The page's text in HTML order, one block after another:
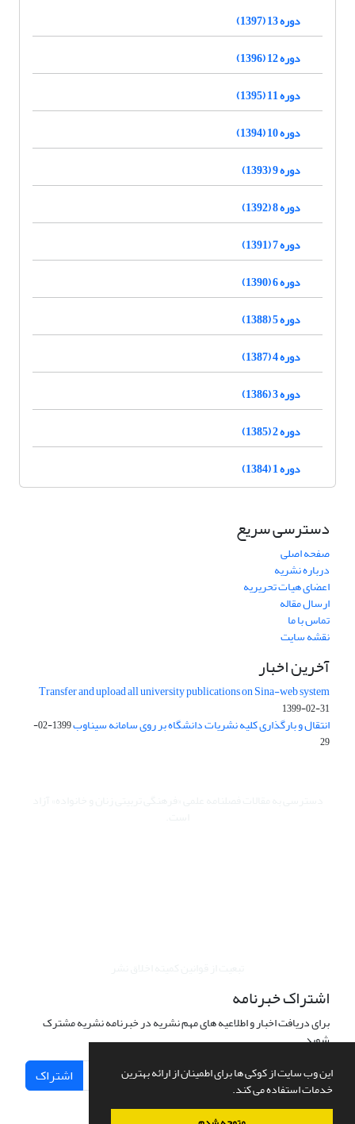
این وب سایت از کوکی ها برای اطمینان از ارائه بهترین
خدمات استفاده می کند.
دوره 13 (1397)
دوره 12 (1396)
دوره 11 (1395)
دوره 10 (1394)
دوره 9 (1393)
دوره 8 (1392)
دوره 7 (1391)
دوره 6 (1390)
دوره 5 (1388)
دوره 4 (1387)
دوره 3 (1386)
دوره 2 (1385)
دوره 1 (1384)
دسترسی سریع
صفحه اصلی
درباره نشریه
اعضای هیات تحریریه
ارسال مقاله
تماس با ما
نقشه سایت
آخرین اخبار
Transfer and upload all university publications on Sina-web system
1399-02-31
انتقال و بارگذاری کلیه نشریات دانشگاه بر روی سامانه سیناوب
1399-02-
29
اشتراک خبرنامه
برای دریافت اخبار و اطلاعیه های مهم نشریه در خبرنامه نشریه مشترک
شوید.
اشتراک